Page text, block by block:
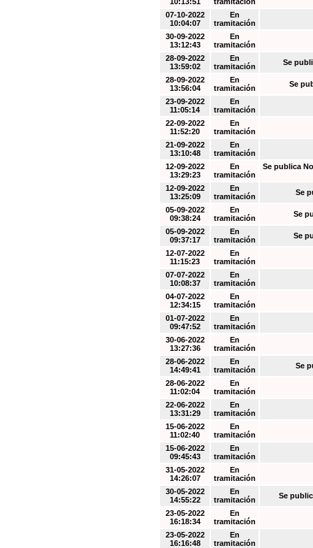
07-10-2022
10:04:07
En
tramitación
30-09-2022
13:12:43
En
tramitación
28-09-2022
13:59:02
En
tramitación
Se
28-09-2022
13:56:04
En
tramitación
Se
23-09-2022
11:05:14
En
tramitación
22-09-2022
11:52:20
En
tramitación
21-09-2022
13:10:48
En
tramitación
12-09-2022
13:29:23
En
tramitación
Se publica
12-09-2022
13:25:09
En
tramitación
Se
05-09-2022
09:38:24
En
tramitación
Se
05-09-2022
09:37:17
En
tramitación
Se
12-07-2022
11:15:23
En
tramitación
07-07-2022
10:08:37
En
tramitación
04-07-2022
12:34:15
En
tramitación
01-07-2022
09:47:52
En
tramitación
30-06-2022
13:27:36
En
tramitación
28-06-2022
14:49:41
En
tramitación
Se
28-06-2022
11:02:04
En
tramitación
22-06-2022
13:31:29
En
tramitación
15-06-2022
11:02:40
En
tramitación
15-06-2022
09:45:43
En
tramitación
31-05-2022
14:26:07
En
tramitación
30-05-2022
14:55:22
En
tramitación
Se
23-05-2022
16:18:34
En
tramitación
23-05-2022
16:16:48
En
tramitación